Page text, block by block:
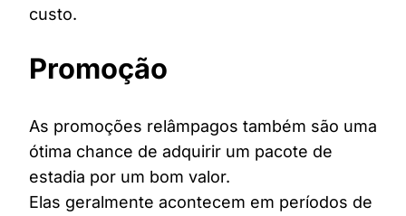
custo.
Promoção
As promoções relâmpagos também são uma
ótima chance de adquirir um pacote de
estadia por um bom valor.
Elas geralmente acontecem em períodos de